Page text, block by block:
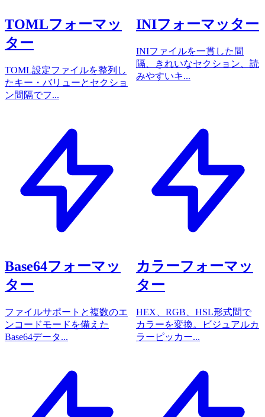
TOMLフォーマッ
ター
TOML設定ファイルを整列し
たキー・バリューとセクショ
ン間隔でフ...
INIフォーマッター
INIファイルを一貫した間
隔、きれいなセクション、読
みやすいキ...
Base64フォーマッ
ター
ファイルサポートと複数のエ
ンコードモードを備えた
Base64データ...
カラーフォーマッ
ター
HEX、RGB、HSL形式間で
カラーを変換。ビジュアルカ
ラーピッカー...